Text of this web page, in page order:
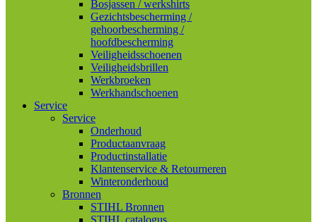
Bosjassen / werkshirts
Gezichtsbescherming /
gehoorbescherming /
hoofdbescherming
Veiligheidsschoenen
Veiligheidsbrillen
Werkbroeken
Werkhandschoenen
Service
Service
Onderhoud
Productaanvraag
Productinstallatie
Klantenservice & Retourneren
Winteronderhoud
Bronnen
STIHL Bronnen
STIHL catalogus